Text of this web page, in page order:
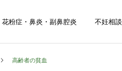
花粉症・鼻炎・副鼻腔炎 不妊相談
高齢者の貧血